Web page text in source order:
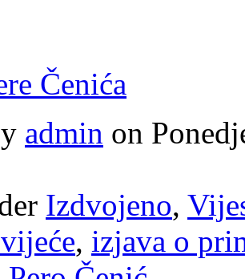
Čenića
admin on
Izdvojeno,
, izjava o